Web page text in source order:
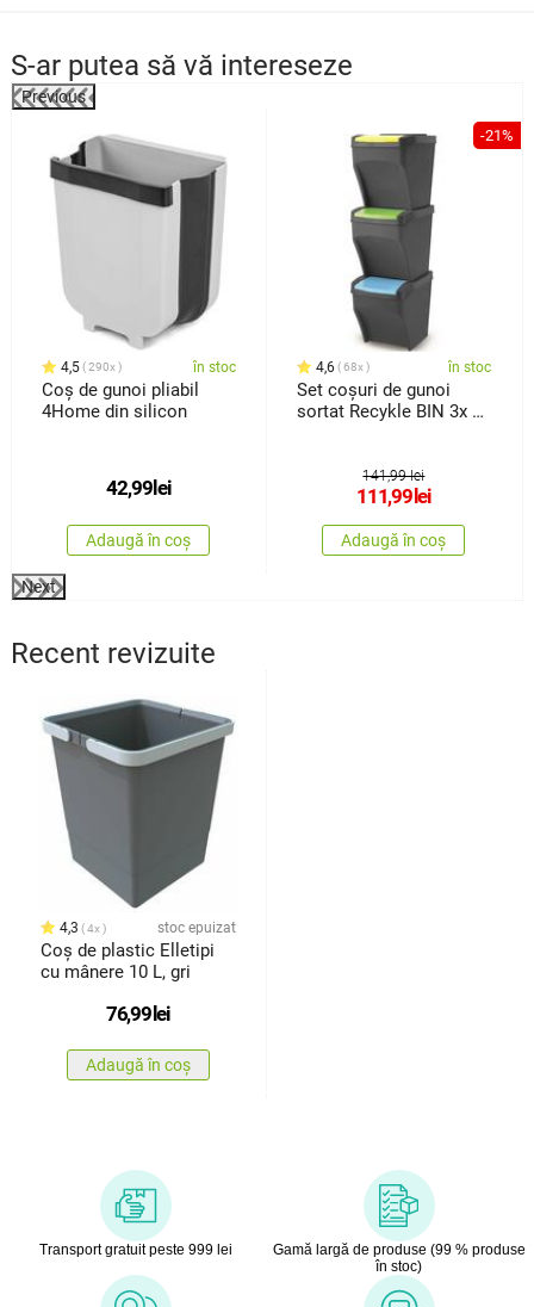
S-ar putea să vă intereseze
Previous
4,5 290x în stoc
Coș de gunoi pliabil
4Home din silicon
42,99 lei
Adaugă în coș
-21%
4,6 68x în stoc
Set coșuri de gunoi
sortat Recykle BIN 3x 25
141,99 lei
111,99 lei
Adaugă în coș
Next
Recent revizuite
4,3 4x stoc epuizat
Coș de plastic Elletipi
cu mânere 10 L, gri
76,99lei
Adaugă în coș
Transport gratuit peste 999 lei
Gamă largă de produse (99 % produse
în stoc)